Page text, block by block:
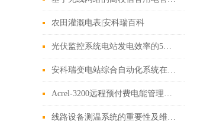
农田灌溉电表|安科瑞百科
光伏监控系统电站发电效率的5种方法
安科瑞变电站综合自动化系统在青岛海洋科技园应用
Acrel-3200远程预付费电能管理系统在福州大学研究生宿舍项目应用
线路设备测温系统的重要性及维护要点